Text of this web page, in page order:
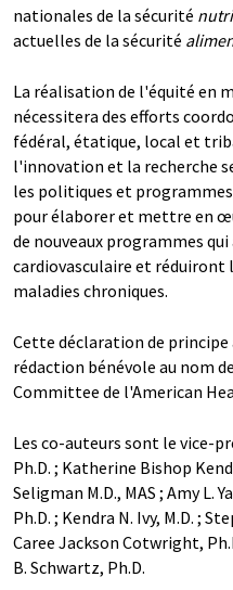
nationales de la sécurité
actuelles de la sécurité
La réalisation de l'équité en
nécessitera des efforts
fédéral, étatique, local et
l'innovation et la recherche
les politiques et
pour élaborer et mettre en
de nouveaux programmes
cardiovasculaire et réduiront
maladies chroniques.
Cette déclaration de principe
rédaction bénévole au nom
Committee de l'American
Les co-auteurs sont le vice-
Ph.D. ; Katherine Bishop
Seligman M.D., MAS ; Amy L.
Ph.D. ; Kendra N. Ivy, M.D. ;
Caree Jackson Cotwright,
B. Schwartz, Ph.D.